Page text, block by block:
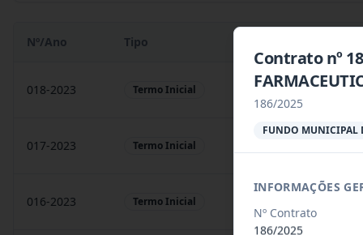
Nº/Ano Tipo
018-2023 Termo Inicial Contratação de
017-2023 Termo Inicial
016-2023 Termo Inicial
Contrato nº
186/2025
FUNDO MUNICIPAL
INFORMAÇÕES
Nº Contrato
186/2025